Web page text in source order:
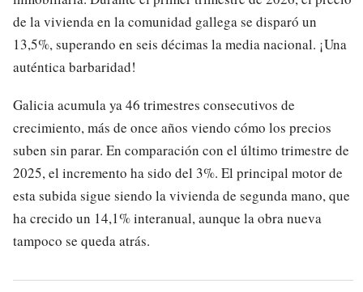
de la vivienda en la comunidad gallega se disparó un
13,5%, superando en seis décimas la media nacional. ¡Una
auténtica barbaridad!
Galicia acumula ya 46 trimestres consecutivos de
crecimiento, más de once años viendo cómo los precios
suben sin parar. En comparación con el último trimestre de
2025, el incremento ha sido del 3%. El principal motor de
esta subida sigue siendo la vivienda de segunda mano, que
ha crecido un 14,1% interanual, aunque la obra nueva
tampoco se queda atrás.